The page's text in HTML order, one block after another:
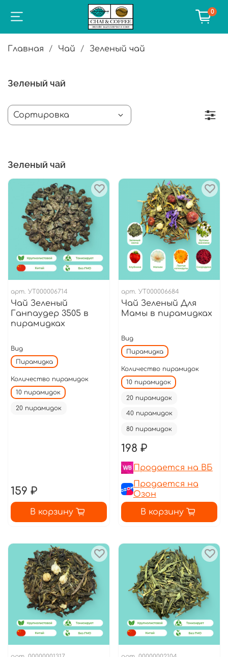
0
Главная Чай Зеленый чай
Зеленый чай
Зеленый чай
арт. УТ000006714
Чай Зеленый
Ганпаудер 3505 в
пирамидках
Вид
Пирамидка
Количество пирамидок
10 пирамидок
20 пирамидок
159 ₽
В корзину
арт. УТ000006684
Чай Зеленый Для
Мамы в пирамидках
Вид
Пирамидка
Количество пирамидок
10 пирамидок
20 пирамидок
40 пирамидок
80 пирамидок
198 ₽
Продается на ВБ
Продается на
Озон
В корзину